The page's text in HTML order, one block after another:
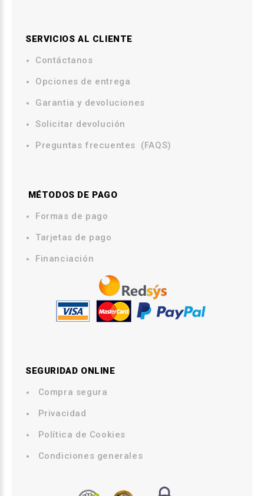
SERVICIOS AL CLIENTE
Contáctanos
Opciones de entrega
Garantia y devoluciones
Solicitar devolución
Preguntas frecuentes (FAQS)
MÉTODOS DE PAGO
Formas de pago
Tarjetas de pago
Financiación
SEGURIDAD ONLINE
Compra segura
Privacidad
Política de Cookies
Condiciones generales